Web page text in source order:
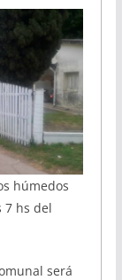
húmedos
7 hs del
será